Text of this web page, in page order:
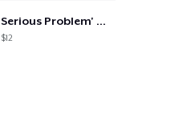
LMM 'You have a Serious Problem' Mug
$12